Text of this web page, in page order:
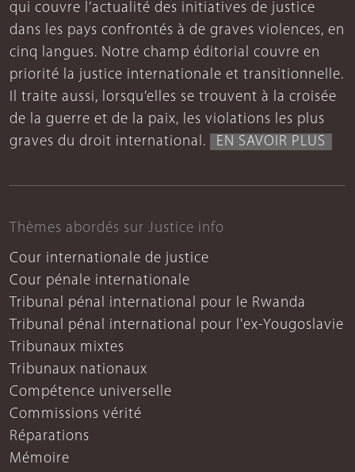
qui couvre l’actualité des initiatives de justice
dans les pays confrontés à de graves violences, en
cinq langues. Notre champ éditorial couvre en
priorité la justice internationale et transitionnelle.
Il traite aussi, lorsqu’elles se trouvent à la croisée
de la guerre et de la paix, les violations les plus
graves du droit international.
EN SAVOIR PLUS
Thèmes abordés sur Justice info
Cour internationale de justice
Cour pénale internationale
Tribunal pénal international pour le Rwanda
Tribunal pénal international pour l'ex-Yougoslavie
Tribunaux mixtes
Tribunaux nationaux
Compétence universelle
Commissions vérité
Réparations
Mémoire